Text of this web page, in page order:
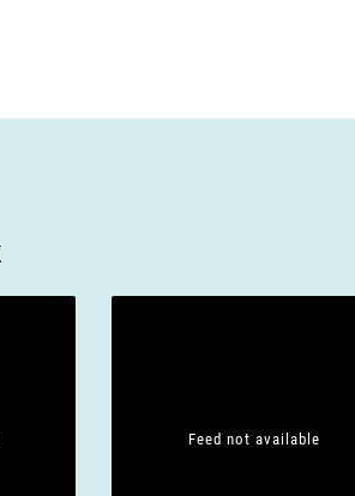
Feed not available